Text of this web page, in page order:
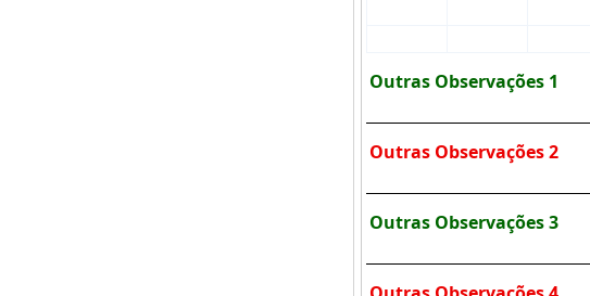
Outras Observações 1
Outras Observações 2
Outras Observações 3